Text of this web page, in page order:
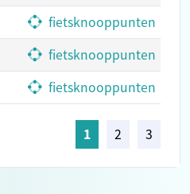
fietsknooppunten
fietsknooppunten
fietsknooppunten
1 2 3